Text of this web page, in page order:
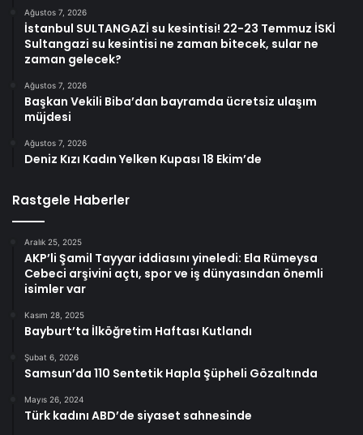
Ağustos 7, 2026
İstanbul SULTANGAZİ su kesintisi! 22-23 Temmuz İSKİ
Sultangazi su kesintisi ne zaman bitecek, sular ne
zaman gelecek?
Ağustos 7, 2026
Başkan Vekili Biba’dan bayramda ücretsiz ulaşım
müjdesi
Ağustos 7, 2026
Deniz Kızı Kadın Yelken Kupası 18 Ekim’de
Rastgele Haberler
Aralık 25, 2025
AKP’li Şamil Tayyar iddiasını yineledi: Ela Rümeysa
Cebeci arşivini açtı, spor ve iş dünyasından önemli
isimler var
Kasım 28, 2025
Bayburt’ta İlköğretim Haftası Kutlandı
Şubat 6, 2026
Samsun’da 110 Sentetik Hapla Şüpheli Gözaltında
Mayıs 26, 2024
Türk kadını ABD’de siyaset sahnesinde